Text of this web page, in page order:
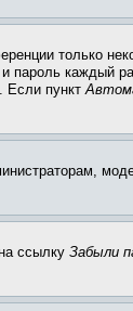
только
пароль каждый
Если пункт
ссылку Забыли